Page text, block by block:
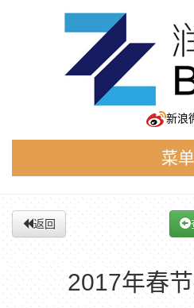
新浪
菜单
返回
2017年春